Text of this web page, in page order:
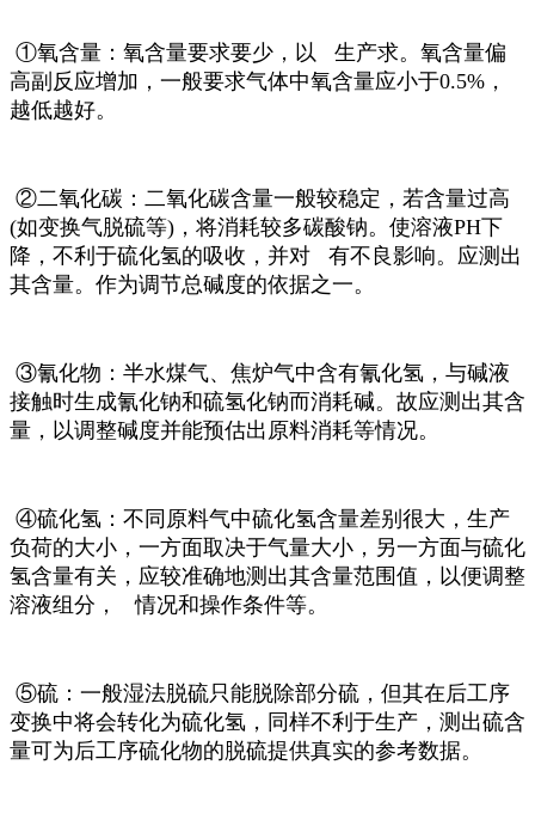
①氧含量：氧含量要求要少，以 生产求。氧含量偏
高副反应增加，一般要求气体中氧含量应小于0.5%，
越低越好。
②二氧化碳：二氧化碳含量一般较稳定，若含量过高
(如变换气脱硫等)，将消耗较多碳酸钠。使溶液PH下
降，不利于硫化氢的吸收，并对 有不良影响。应测出
其含量。作为调节总碱度的依据之一。
③氰化物：半水煤气、焦炉气中含有氰化氢，与碱液
接触时生成氰化钠和硫氢化钠而消耗碱。故应测出其含
量，以调整碱度并能预估出原料消耗等情况。
④硫化氢：不同原料气中硫化氢含量差别很大，生产
负荷的大小，一方面取决于气量大小，另一方面与硫化
氢含量有关，应较准确地测出其含量范围值，以便调整
溶液组分， 情况和操作条件等。
⑤硫：一般湿法脱硫只能脱除部分硫，但其在后工序
变换中将会转化为硫化氢，同样不利于生产，测出硫含
量可为后工序硫化物的脱硫提供真实的参考数据。